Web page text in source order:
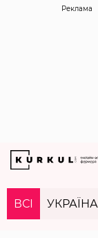
Реклама
ВСІ УКРАЇНА